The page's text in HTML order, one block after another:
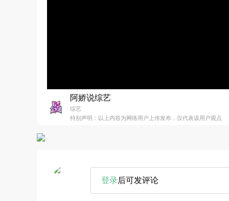
阿娇说综艺
综艺
特别声明：以上内容为网络用户上传发布，仅代表该用户观点
登录后可发评论